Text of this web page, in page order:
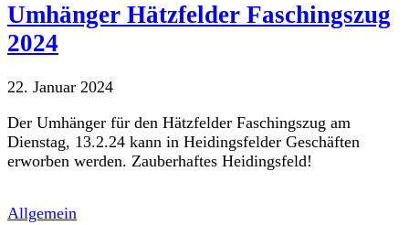
Umhänger Hätzfelder Faschingszug
2024
22. Januar 2024
Der Umhänger für den Hätzfelder Faschingszug am
Dienstag, 13.2.24 kann in Heidingsfelder Geschäften
erworben werden. Zauberhaftes Heidingsfeld!
Allgemein